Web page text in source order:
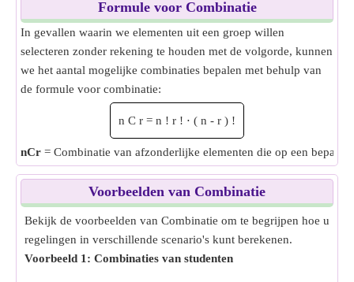
Formule voor Combinatie
In gevallen waarin we elementen uit een groep willen
selecteren zonder rekening te houden met de volgorde, kunnen
we het aantal mogelijke combinaties bepalen met behulp van
de formule voor combinatie:
n C r = n ! r ! ⋅ ( n - r ) !
nCr = Combinatie van afzonderlijke elementen die op een
Voorbeelden van Combinatie
Bekijk de voorbeelden van Combinatie om te begrijpen hoe u
regelingen in verschillende scenario's kunt berekenen.
Voorbeeld 1: Combinaties van studenten